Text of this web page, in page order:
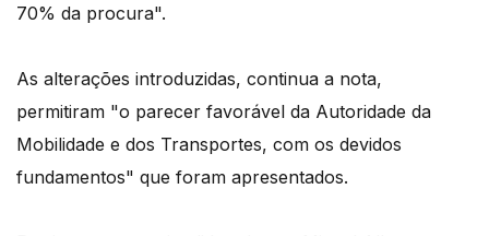
70% da procura".
As alterações introduzidas, continua a nota,
permitiram "o parecer favorável da Autoridade da
Mobilidade e dos Transportes, com os devidos
fundamentos" que foram apresentados.